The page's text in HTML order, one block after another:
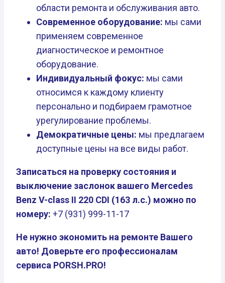
области ремонта и обслуживания авто.
Современное оборудование: мы сами
применяем современное
диагностическое и ремонтное
оборудование.
Индивидуальный фокус: мы сами
относимся к каждому клиенту
персонально и подбираем грамотное
урегулирование проблемы.
Демократичные цены: мы предлагаем
доступные цены на все виды работ.
Записаться на проверку состояния и
выключение заслонок вашего Mercedes
Benz V-class II 220 CDI (163 л.с.) можно по
номеру: +7 (931) 999-11-17
Не нужно экономить на ремонте Вашего
авто! Доверьте его профессионалам
сервиса PORSH.PRO!